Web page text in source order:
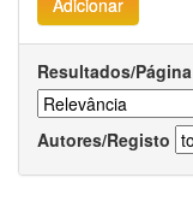
Resultados/Página
Autores/Registo